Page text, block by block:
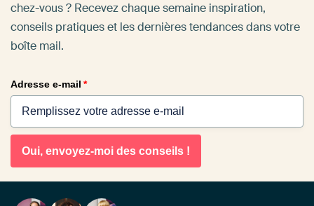
chez-vous ? Recevez chaque semaine inspiration,
conseils pratiques et les dernières tendances dans votre
boîte mail.
Adresse e-mail *
Oui, envoyez-moi des conseils !